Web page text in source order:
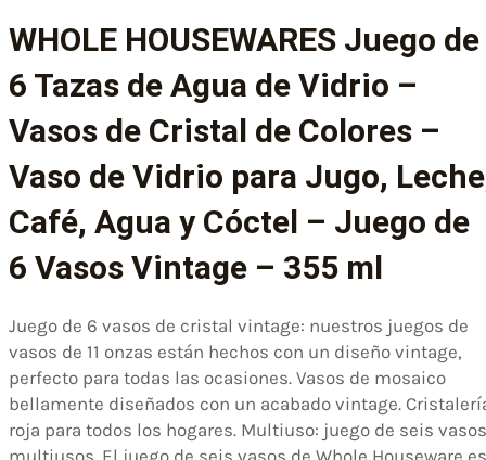
WHOLE HOUSEWARES Juego de
6 Tazas de Agua de Vidrio –
Vasos de Cristal de Colores –
Vaso de Vidrio para Jugo,
Café, Agua y Cóctel – Juego de
6 Vasos Vintage – 355 ml
Juego de 6 vasos de cristal vintage: nuestros juegos de
vasos de 11 onzas están hechos con un diseño vintage,
perfecto para todas las ocasiones. Vasos de mosaico
bellamente diseñados con un acabado vintage.
roja para todos los hogares. Multiuso: juego de seis vasos
multiusos. El juego de seis vasos de Whole Houseware es